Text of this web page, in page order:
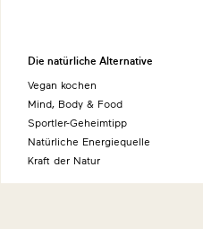
Die natürliche Alternative
Vegan kochen
Mind, Body & Food
Sportler-Geheimtipp
Natürliche Energiequelle
Kraft der Natur